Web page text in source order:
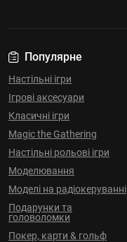
Популярне
Настільні ігри
Ігрові аксесуари
Класичні ігри
Magic the Gathering
Настільні рольові ігри
Моделювання
Моделі на радіокеруванні
Подарунки та
головоломки
Покер, карти & гольф